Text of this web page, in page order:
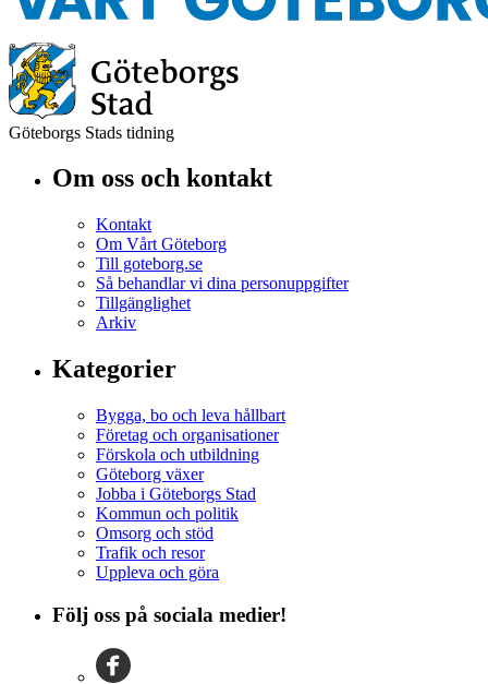
Göteborgs Stads tidning
Om oss och kontakt
Kontakt
Om Vårt Göteborg
Till goteborg.se
Så behandlar vi dina personuppgifter
Tillgänglighet
Arkiv
Kategorier
Bygga, bo och leva hållbart
Företag och organisationer
Förskola och utbildning
Göteborg växer
Jobba i Göteborgs Stad
Kommun och politik
Omsorg och stöd
Trafik och resor
Uppleva och göra
Följ oss på sociala medier!